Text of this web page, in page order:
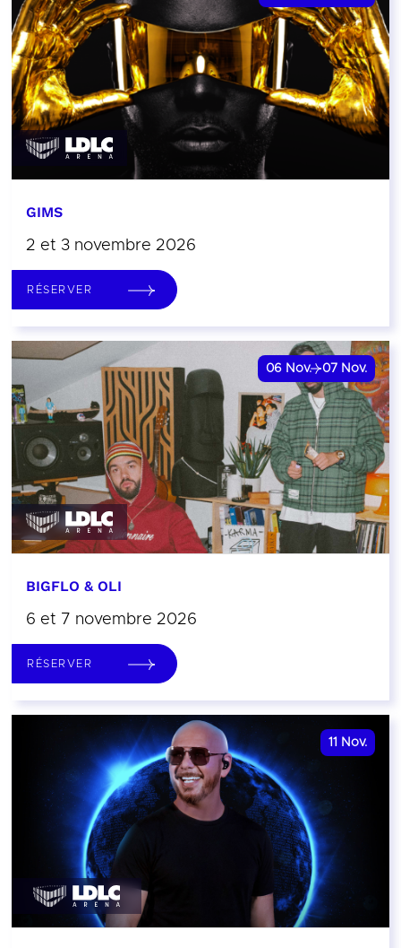
GIMS
2 et 3 novembre 2026
RÉSERVER
06 Nov. 07 Nov.
BIGFLO & OLI
6 et 7 novembre 2026
RÉSERVER
11 Nov.